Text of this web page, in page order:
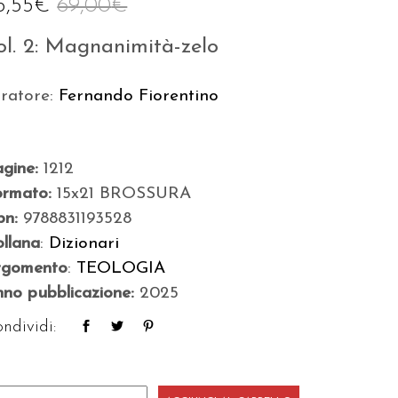
69,00€
€
2: Magnanimità-zelo
Fernando Fiorentino
1212
15x21 BROSSURA
9788831193528
: Dizionari
: TEOLOGIA
pubblicazione: 2025